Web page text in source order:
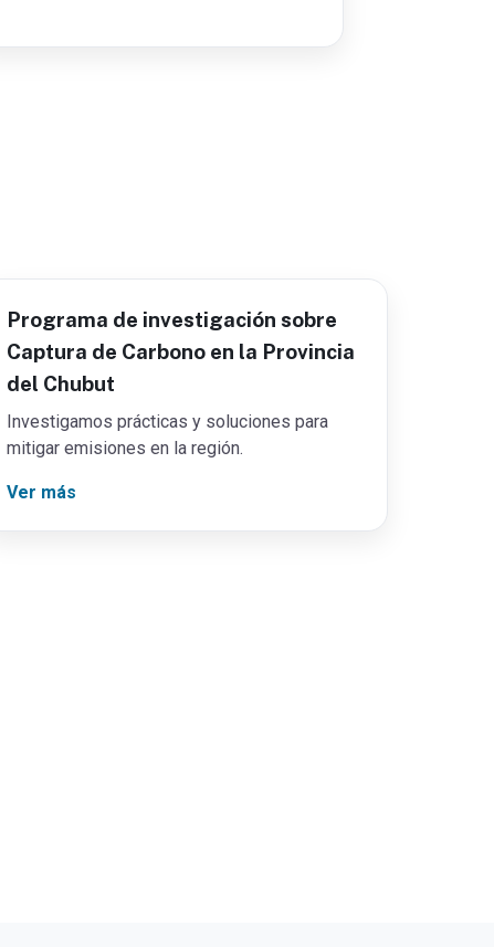
Programa de investigación sobre
Captura de Carbono en la Provincia
del Chubut
Investigamos prácticas y soluciones para
mitigar emisiones en la región.
Ver más